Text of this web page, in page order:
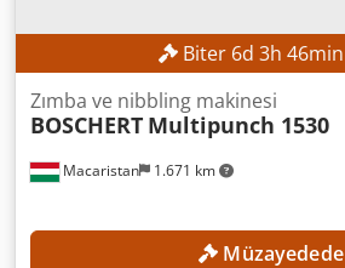
Biter 6d 3h 46min
Macaristan 1.671 km
Zımba ve nibbling makinesi
BOSCHERT Multipunch 1530
Müzayedede